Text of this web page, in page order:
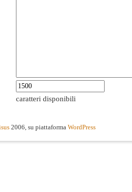
caratteri disponibili
2006, su piattaforma WordPress